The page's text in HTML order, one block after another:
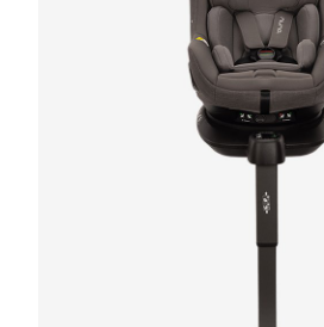
お問い合
お知らせ
チャイル